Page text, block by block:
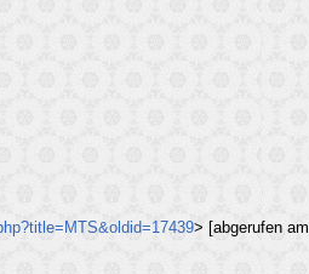
> [abgerufen am